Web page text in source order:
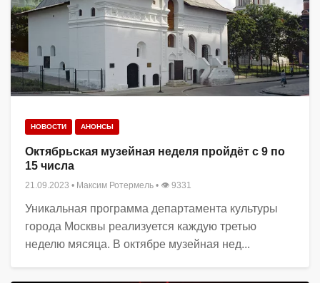
НОВОСТИ АНОНСЫ
Октябрьская музейная неделя пройдёт с 9 по
15 числа
21.09.2023 • Максим Ротермель • 👁 9331
Уникальная программа департамента культуры
города Москвы реализуется каждую третью
неделю мясяца. В октябре музейная нед...